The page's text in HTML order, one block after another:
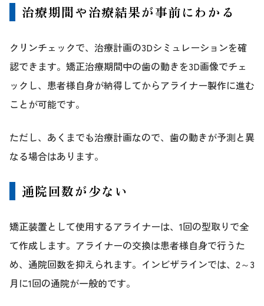
治療期間や治療結果が事前にわかる
クリンチェックで、治療計画の3Dシミュレーションを確
認できます。矯正治療期間中の歯の動きを3D画像でチェ
ックし、患者様自身が納得してからアライナー製作に進む
ことが可能です。
ただし、あくまでも治療計画なので、歯の動きが予測と異
なる場合はあります。
通院回数が少ない
矯正装置として使用するアライナーは、1回の型取りで全
て作成します。アライナーの交換は患者様自身で行うた
め、通院回数を抑えられます。インビザラインでは、2～3
月に1回の通院が一般的です。